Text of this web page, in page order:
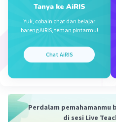
Tanya ke AiRIS
Yuk, cobain chat dan belajar
bareng AiRIS, teman pintarmu!
Chat AiRIS
Perdalam pemahamanmu
di sesi Live